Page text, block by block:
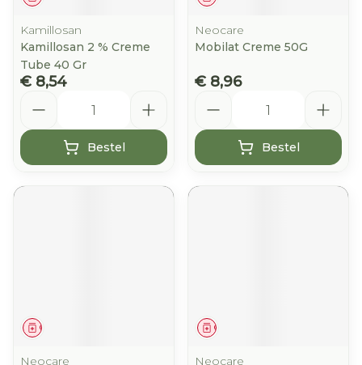
Kamillosan
Kamillosan 2 % Creme
Tube 40 Gr
€ 8,54
Bestel
Neocare
Mobilat Creme 50G
€ 8,96
Bestel
Geneesmiddel
Neocare
Geneesmiddel
Neocare